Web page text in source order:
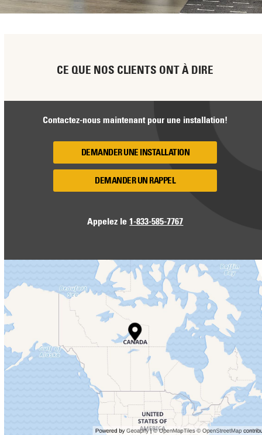
CE QUE NOS CLIENTS ONT À DIRE
Contactez-nous maintenant pour une installation!
DEMANDER UNE INSTALLATION
DEMANDER UN RAPPEL
Appelez le1-833-585-7767